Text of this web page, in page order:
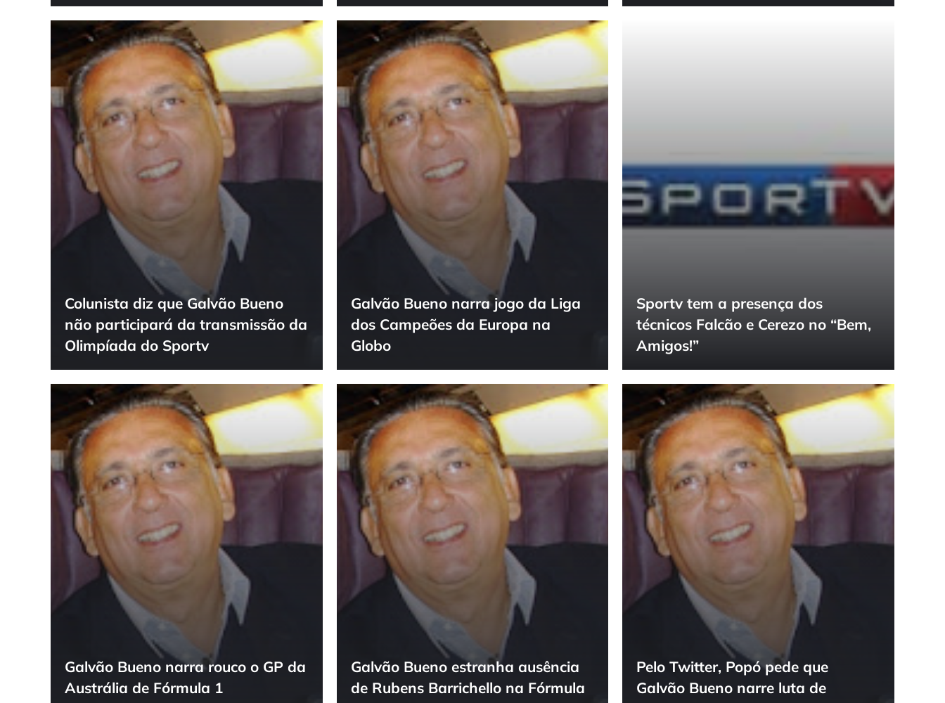
Colunista diz que Galvão Bueno
não participará da transmissão da
Olimpíada do Sportv
Galvão Bueno narra jogo da Liga
dos Campeões da Europa na
Globo
Sportv tem a presença dos
técnicos Falcão e Cerezo no “Bem,
Amigos!”
Galvão Bueno narra rouco o GP da
Austrália de Fórmula 1
Galvão Bueno estranha ausência
de Rubens Barrichello na Fórmula
Pelo Twitter, Popó pede que
Galvão Bueno narre luta de